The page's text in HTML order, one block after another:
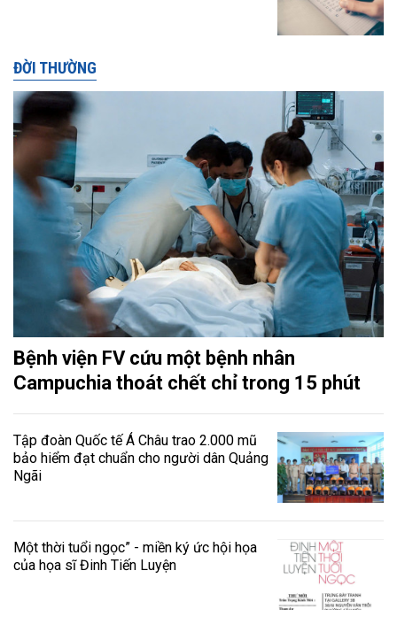
ĐỜI THƯỜNG
Bệnh viện FV cứu một bệnh nhân
Campuchia thoát chết chỉ trong 15 phút
Tập đoàn Quốc tế Á Châu trao 2.000 mũ
bảo hiểm đạt chuẩn cho người dân Quảng
Ngãi
Một thời tuổi ngọc” - miền ký ức hội họa
của họa sĩ Đinh Tiến Luyện